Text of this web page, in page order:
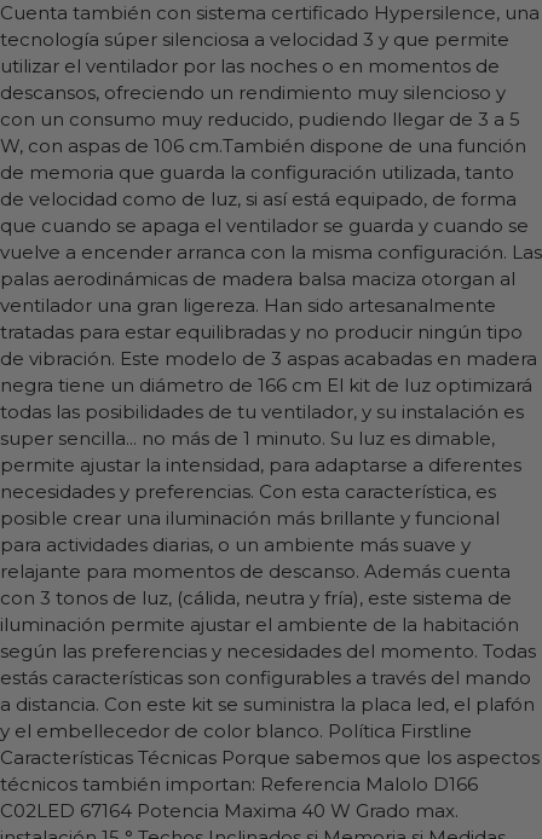
Cuenta también con sistema certificado Hypersilence, una
tecnología súper silenciosa a velocidad 3 y que permite
utilizar el ventilador por las noches o en momentos de
descansos, ofreciendo un rendimiento muy silencioso y
con un consumo muy reducido, pudiendo llegar de 3 a 5
W, con aspas de 106 cm.También dispone de una función
de memoria que guarda la configuración utilizada, tanto
de velocidad como de luz, si así está equipado, de forma
que cuando se apaga el ventilador se guarda y cuando se
vuelve a encender arranca con la misma configuración. Las
palas aerodinámicas de madera balsa maciza otorgan al
ventilador una gran ligereza. Han sido artesanalmente
tratadas para estar equilibradas y no producir ningún tipo
de vibración. Este modelo de 3 aspas acabadas en madera
negra tiene un diámetro de 166 cm El kit de luz optimizará
todas las posibilidades de tu ventilador, y su instalación es
super sencilla... no más de 1 minuto. Su luz es dimable,
permite ajustar la intensidad, para adaptarse a diferentes
necesidades y preferencias. Con esta característica, es
posible crear una iluminación más brillante y funcional
para actividades diarias, o un ambiente más suave y
relajante para momentos de descanso. Además cuenta
con 3 tonos de luz, (cálida, neutra y fría), este sistema de
iluminación permite ajustar el ambiente de la habitación
según las preferencias y necesidades del momento. Todas
estás características son configurables a través del mando
a distancia. Con este kit se suministra la placa led, el plafón
y el embellecedor de color blanco. Política Firstline
Características Técnicas Porque sabemos que los aspectos
técnicos también importan: Referencia Malolo D166
C02LED 67164 Potencia Maxima 40 W Grado max.